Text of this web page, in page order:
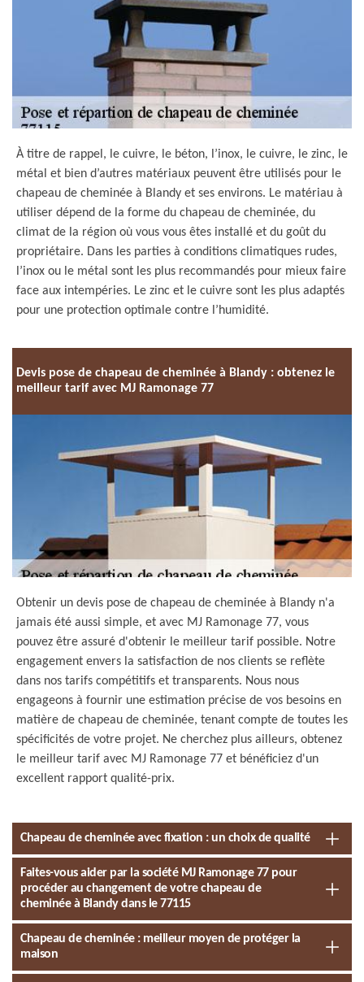
À titre de rappel, le cuivre, le béton, l’inox, le cuivre, le zinc, le
métal et bien d’autres matériaux peuvent être utilisés pour le
chapeau de cheminée à Blandy et ses environs. Le matériau à
utiliser dépend de la forme du chapeau de cheminée, du
climat de la région où vous vous êtes installé et du goût du
propriétaire. Dans les parties à conditions climatiques rudes,
l’inox ou le métal sont les plus recommandés pour mieux faire
face aux intempéries. Le zinc et le cuivre sont les plus adaptés
pour une protection optimale contre l’humidité.
Devis pose de chapeau de cheminée à Blandy : obtenez le
meilleur tarif avec MJ Ramonage 77
Obtenir un devis pose de chapeau de cheminée à Blandy n'a
jamais été aussi simple, et avec MJ Ramonage 77, vous
pouvez être assuré d'obtenir le meilleur tarif possible. Notre
engagement envers la satisfaction de nos clients se reflète
dans nos tarifs compétitifs et transparents. Nous nous
engageons à fournir une estimation précise de vos besoins en
matière de chapeau de cheminée, tenant compte de toutes les
spécificités de votre projet. Ne cherchez plus ailleurs, obtenez
le meilleur tarif avec MJ Ramonage 77 et bénéficiez d'un
excellent rapport qualité-prix.
Chapeau de cheminée avec fixation : un choix de qualité
Faites-vous aider par la société MJ Ramonage 77 pour
procéder au changement de votre chapeau de
cheminée à Blandy dans le 77115
Chapeau de cheminée : meilleur moyen de protéger la
maison